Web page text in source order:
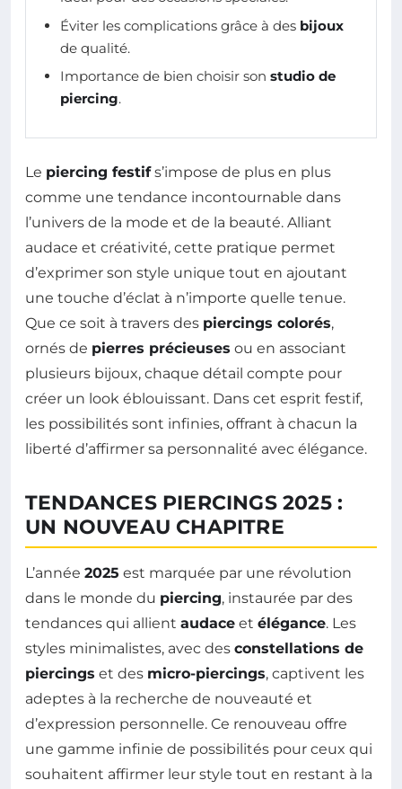
Éviter les complications grâce à des bijoux
de qualité.
Importance de bien choisir son studio de
piercing.
Le piercing festifs’impose de plus en plus
comme une tendance incontournable dans
l’univers de la mode et de la beauté. Alliant
audace et créativité, cette pratique permet
d’exprimer son style unique tout en ajoutant
une touche d’éclat à n’importe quelle tenue.
Que ce soit à travers des piercings colorés,
ornés de pierres précieuses ou en associant
plusieurs bijoux, chaque détail compte pour
créer un look éblouissant. Dans cet esprit festif,
les possibilités sont infinies, offrant à chacun la
liberté d’affirmer sa personnalité avec élégance.
TENDANCES PIERCINGS 2025 :
UN NOUVEAU CHAPITRE
L’année 2025 est marquée par une révolution
dans le monde du piercing, instaurée par des
tendances qui allient audace et élégance. Les
styles minimalistes, avec des constellations de
piercings et des micro-piercings, captivent les
adeptes à la recherche de nouveauté et
d’expression personnelle. Ce renouveau offre
une gamme infinie de possibilités pour ceux qui
souhaitent affirmer leur style tout en restant à la